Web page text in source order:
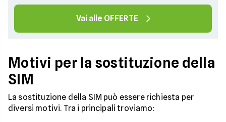
Vai alle OFFERTE
Motivi per la sostituzione della
SIM
La sostituzione della SIM può essere richiesta per
diversi motivi. Tra i principali troviamo: